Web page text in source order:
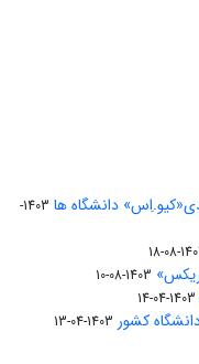
دانشگاه ها
1403-
1403-
1403-08-10
1403-04-14
1403-04-13